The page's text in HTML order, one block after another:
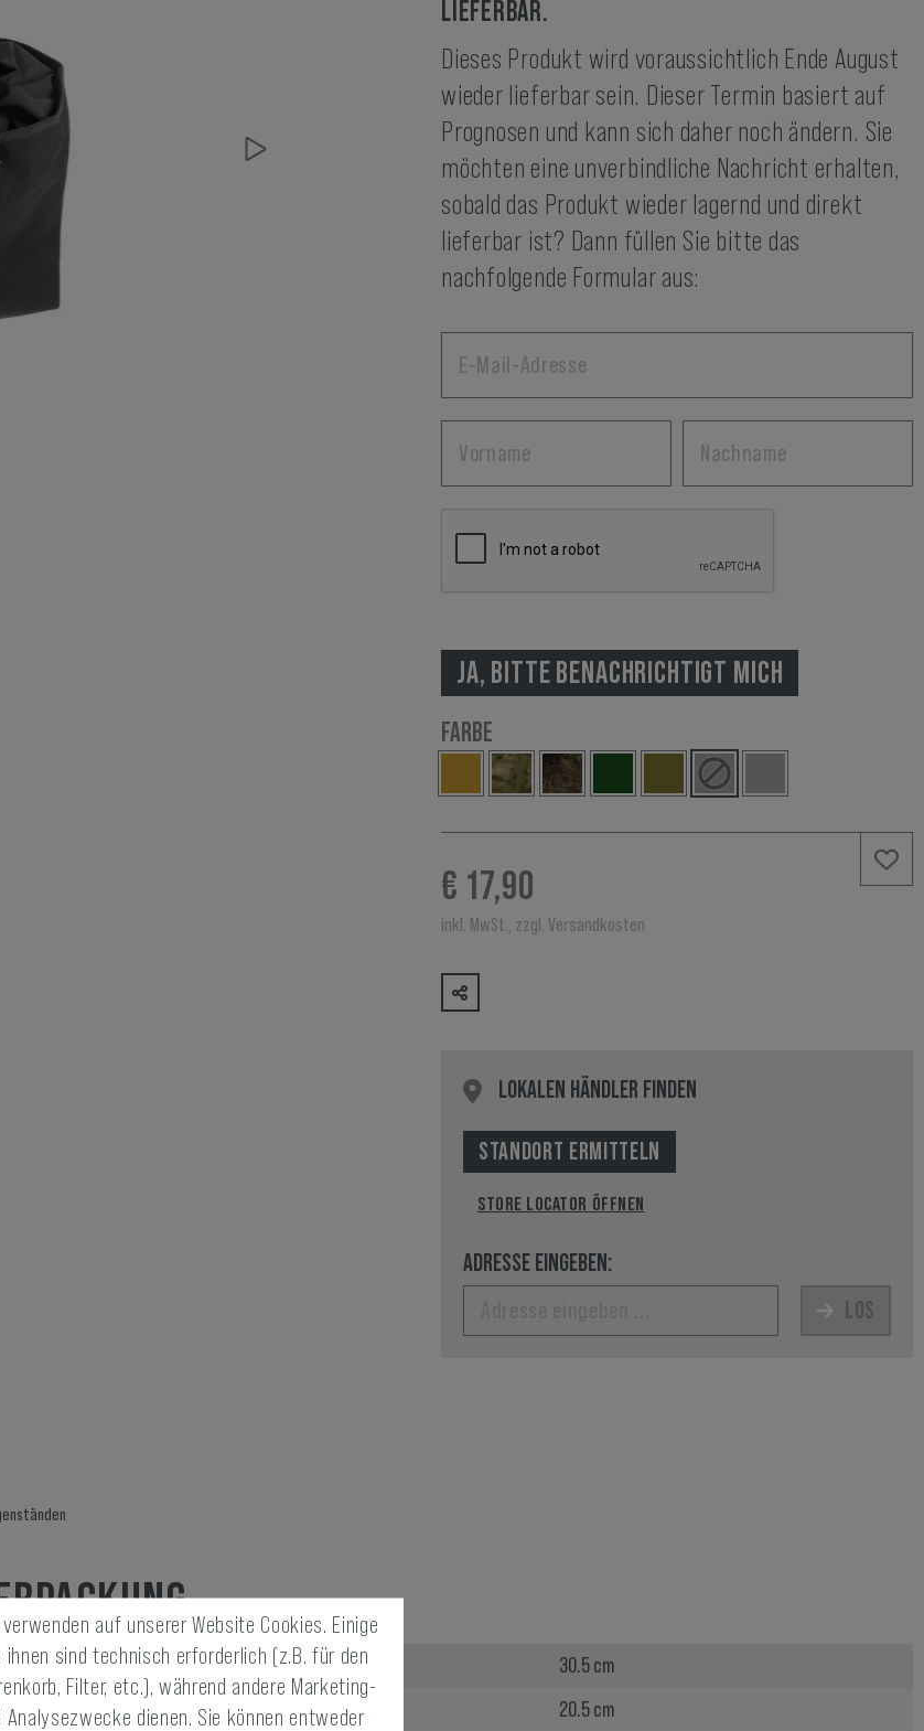
LIEFERBAR.
Dieses Produkt wird voraussichtlich Ende August
wieder lieferbar sein. Dieser Termin basiert auf
Prognosen und kann sich daher noch ändern. Sie
möchten eine unverbindliche Nachricht erhalten,
sobald das Produkt wieder lagernd und direkt
lieferbar ist? Dann füllen Sie bitte das
nachfolgende Formular aus:
JA, BITTE BENACHRICHTIGT MICH
FARBE
€ 17,90
inkl. MwSt., zzgl. Versandkosten
LOKALEN HÄNDLER FINDEN
STANDORT ERMITTELN
STORE LOCATOR ÖFFNEN
ADRESSE EINGEBEN:
LOS
Länge verpackt:
30.5 cm
Breite verpackt:
20.5 cm
verwenden auf unserer Website Cookies. Einige
ihnen sind technisch erforderlich (z.B. für den
Filter, etc.), während andere Marketing-
Analysezwecke dienen. Sie können entweder